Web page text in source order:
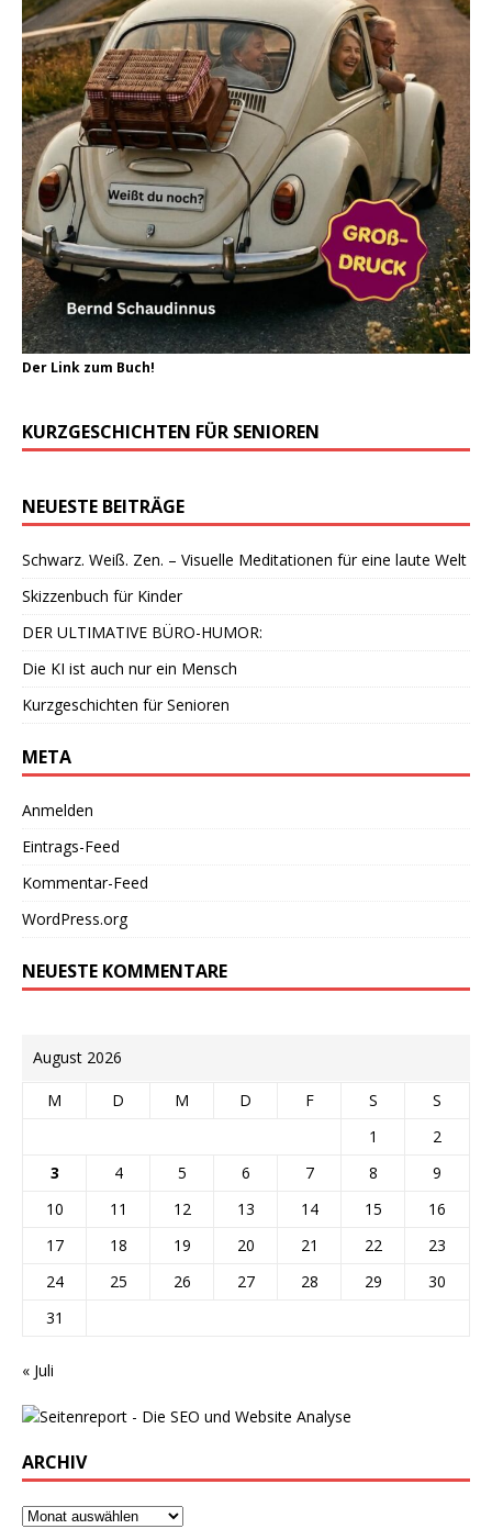
Der Link zum Buch!
KURZGESCHICHTEN FÜR SENIOREN
NEUESTE BEITRÄGE
Schwarz. Weiß. Zen. – Visuelle Meditationen für eine laute Welt
Skizzenbuch für Kinder
DER ULTIMATIVE BÜRO-HUMOR:
Die KI ist auch nur ein Mensch
Kurzgeschichten für Senioren
META
Anmelden
Eintrags-Feed
Kommentar-Feed
WordPress.org
NEUESTE KOMMENTARE
August 2026
M D M D F S
S
1
2
3
4 5 6 7 8
9
10
11 12 13 14 15
16
17
18 19 20 21 22
23
24
25 26 27 28 29
30
31
« Juli
ARCHIV